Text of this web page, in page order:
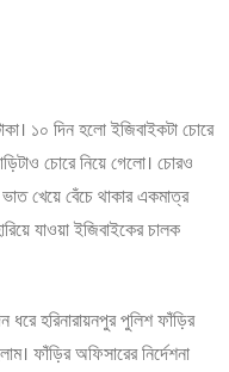
১০ দিন হলো ইজিবাইকটা চোরে
চোরে নিয়ে গেলো। চোরও
ভাত খেয়ে বেঁচে থাকার একমাত্র
যাওয়া ইজিবাইকের চালক
ধরে হরিনারায়নপুর পুলিশ ফাঁড়ির
ফাঁড়ির অফিসারের নির্দেশনা